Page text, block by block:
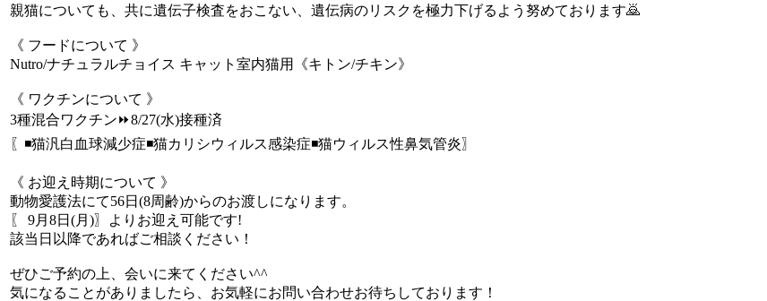
親猫についても、共に遺伝子検査をおこない、遺伝病のリスクを極力下げるよう努めております🙇
《 フードについて 》
Nutro/ナチュラルチョイス キャット室内猫用《キトン/チキン》
《 ワクチンについて 》
3種混合ワクチン⏩8/27(水)接種済
〖◾猫汎白血球減少症◾猫カリシウィルス感染症◾猫ウィルス性鼻気管炎〗
《 お迎え時期について 》
動物愛護法にて56日(8周齢)からのお渡しになります。
〖 9月8日(月)〗よりお迎え可能です!
該当日以降であればご相談ください！
ぜひご予約の上、会いに来てください^^
気になることがありましたら、お気軽にお問い合わせお待ちしております！